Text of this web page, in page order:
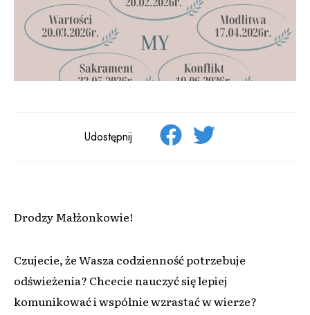
Udostępnij
Drodzy Małżonkowie!
Czujecie, że Wasza codzienność potrzebuje
odświeżenia? Chcecie nauczyć się lepiej
komunikować i wspólnie wzrastać w wierze?